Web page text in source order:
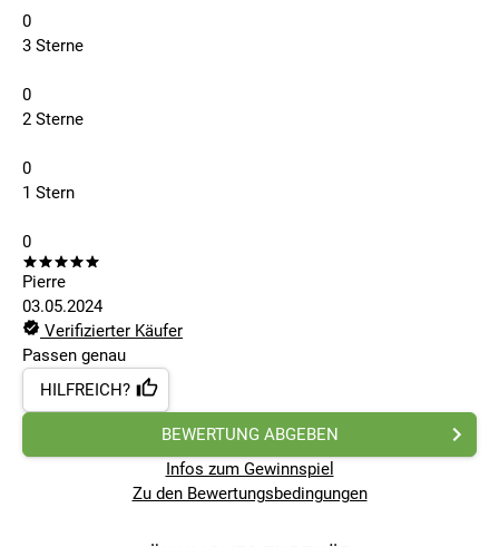
0
3 Sterne
0
2 Sterne
0
1 Stern
0
Pierre
03.05.2024
Verifizierter Käufer
Passen genau
HILFREICH?
BEWERTUNG ABGEBEN
Infos zum Gewinnspiel
Zu den Bewertungsbedingungen